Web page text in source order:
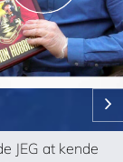
Video
JEG at kende